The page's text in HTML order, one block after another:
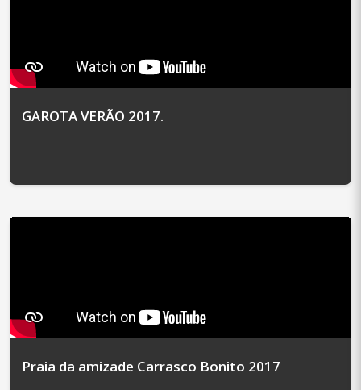
GAROTA VERÃO 2017.
Praia da amizade Carrasco Bonito 2017